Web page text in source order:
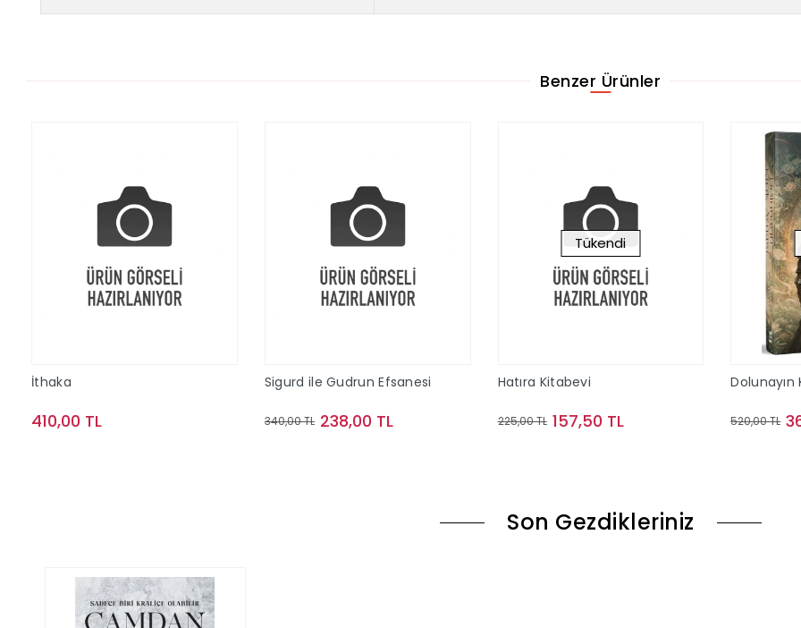
Benzer Ürünler
İthaka
410,00 TL
Sigurd ile Gudrun Efsanesi
340,00 TL 238,00 TL
Tükendi
Hatıra Kitabevi
225,00 TL 157,50 TL
Dolunayın
520,00 TL
Son Gezdikleriniz